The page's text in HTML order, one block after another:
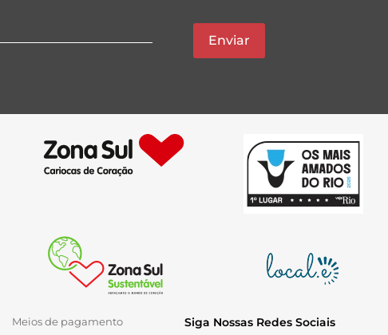
Enviar
Meios de pagamento Siga Nossas Redes Sociais